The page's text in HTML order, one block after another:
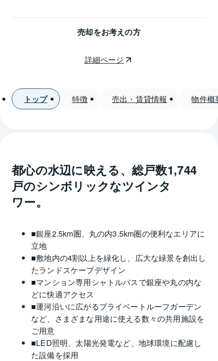
売却をお考えの方
詳細ページ
トップ 特徴 売出・賃貸情報 物件概
都心の水辺に映える、総戸数1,744
戸のシンボリックなツインタ
ワー。
■銀座2.5km圏、丸の内3.5km圏の便利なエリアに
立地
■敷地内の4割以上を緑化し、広大な緑景を創出し
たランドスケープデザイン
■マンション専用シャトルバスで銀座や丸の内な
どに快適アクセス
■運河沿いに広がるプライベートルーフガーデン
など、さまざまな用途に使える数々の共用施設を
ご用意
■LED照明、太陽光発電など、地球環境に配慮し
た設備を採用